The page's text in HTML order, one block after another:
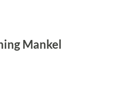
Mankel